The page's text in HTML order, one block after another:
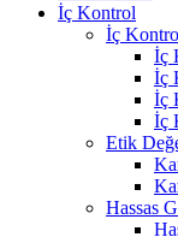
İç Kontrol
İç
İç
İç
İç
İç
Etik
Hassas